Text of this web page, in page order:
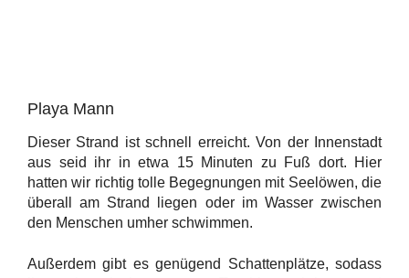
Playa Mann
Dieser Strand ist schnell erreicht. Von der Innenstadt
aus seid ihr in etwa 15 Minuten zu Fuß dort. Hier
hatten wir richtig tolle Begegnungen mit Seelöwen, die
überall am Strand liegen oder im Wasser zwischen
den Menschen umher schwimmen.
Außerdem gibt es genügend Schattenplätze, sodass